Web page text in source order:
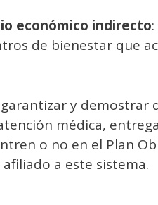
económico indirecto
de bienestar que
y demostrar
médica,
o no en el Plan
a este sistema.